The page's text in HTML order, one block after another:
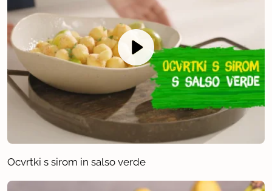
Ocvrtki s sirom in salso verde